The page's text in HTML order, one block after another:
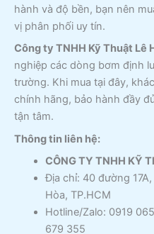
hành và độ bền, bạn nên
vị phân phối uy tín.
Công ty TNHH Kỹ Thuật Lê
nghiệp các dòng bơm định
trường. Khi mua tại đây,
chính hãng, bảo hành đầy
tận tâm.
Thông tin liên hệ:
CÔNG TY TNHH KỸ
Địa chỉ: 40 đường
Hòa, TP.HCM
Hotline/Zalo: 0919
679 355